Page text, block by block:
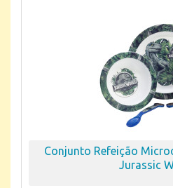
Conjunto Refeição
Jurassic